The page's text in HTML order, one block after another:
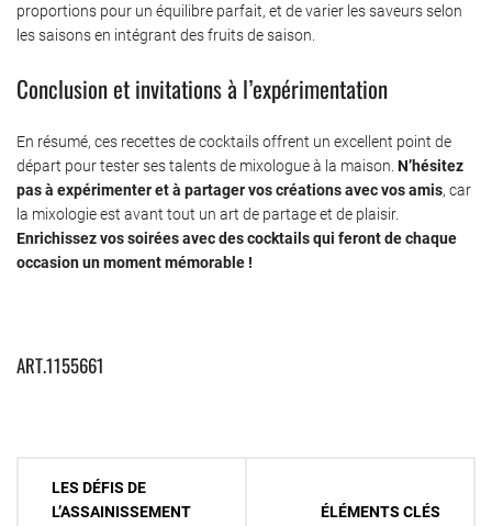
proportions pour un équilibre parfait, et de varier les saveurs selon
les saisons en intégrant des fruits de saison.
Conclusion et invitations à l’expérimentation
En résumé, ces recettes de cocktails offrent un excellent point de
départ pour tester ses talents de mixologue à la maison. N’hésitez
pas à expérimenter et à partager vos créations avec vos amis, car
la mixologie est avant tout un art de partage et de plaisir.
Enrichissez vos soirées avec des cocktails qui feront de chaque
occasion un moment mémorable !
ART.1155661
Navigation
LES DÉFIS DE
L’ASSAINISSEMENT
ÉLÉMENTS CLÉS